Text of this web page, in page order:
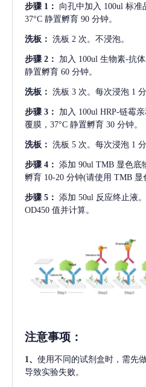
步骤 1： 向孔中加入 100ul 标准
37°C 静置孵育 90 分钟。
洗板： 洗板 2 次。不浸泡。
步骤 2： 加入 100ul 生物素-抗
静置孵育 60 分钟。
洗板： 洗板 3 次。每次浸泡 1 分
步骤 3： 加入 100ul HRP-链霉
覆膜，37°C 静置孵育 30 分钟。
洗板： 洗板 5 次。每次浸泡 1 分
步骤 4： 添加 90ul TMB 显色底
孵育 10-20 分钟(请使用 TMB 显
步骤 5： 添加 50ul 反应终止液
OD450 值并计算。
注意事项 ：
1、 使用不同的试剂盒时，需先
导致实验失败。